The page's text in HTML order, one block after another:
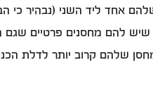
שלהם קרוב יותר לדלת